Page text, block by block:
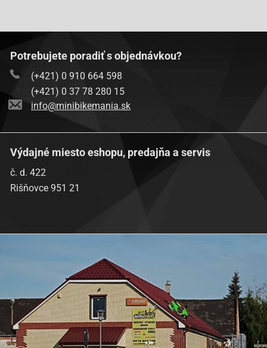
Potrebujete poradiť s objednávkou?
(+421) 0 910 664 598
(+421) 0 37 78 280 15
info@minibikemania.sk
Výdajné miesto eshopu, predajňa a servis
č. d. 422
Rišňovce 951 21